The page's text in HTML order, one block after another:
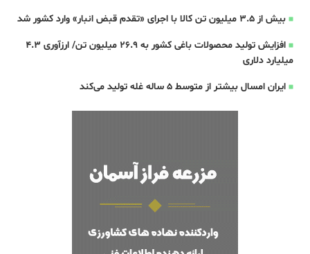
بیش از ۳.۵ میلیون تن کالا با اجرای «تقدم قبض انبار» وارد کشور شد
افزایش تولید محصولات باغی کشور به ۲۶.۹ میلیون تن/ ارزآوری ۴.۳
میلیارد دلاری
ایران امسال بیشتر از متوسط 5 ساله غله تولید می‌کند